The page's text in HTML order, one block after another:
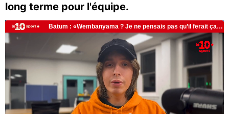
long terme pour l'équipe.